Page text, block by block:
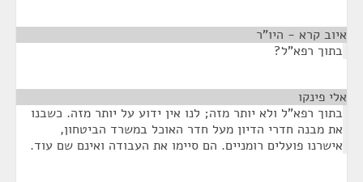
איוב קרא - היו"ר
בתוך רפא"ל?
אלי פינקו
בתוך רפא"ל ולא יותר מזה; לנו אין ידוע על יותר מזה. כשבנו
את מבנה חדרי הדיון מעל חדר האוכל במשרד הביטחון,
אישרנו פועלים רומניים. הם סיימו את העבודה ואינם שם עוד.